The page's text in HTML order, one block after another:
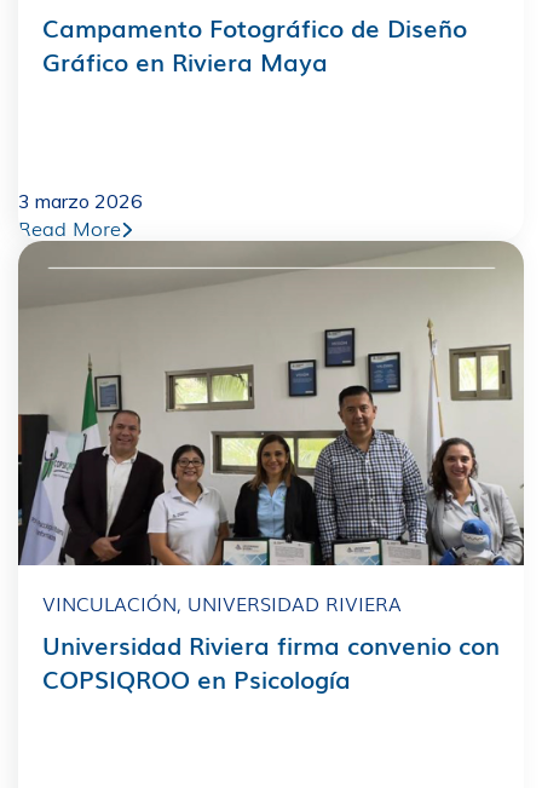
Campamento Fotográfico de Diseño
Gráfico en Riviera Maya
3 marzo 2026
Read More
VINCULACIÓN, UNIVERSIDAD RIVIERA
Universidad Riviera firma convenio con
COPSIQROO en Psicología